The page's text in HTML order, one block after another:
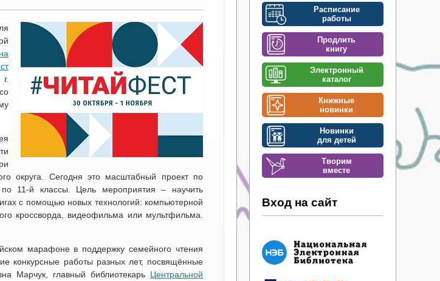
округа. Сегодня это масштабный проект по
11-й классы. Цель мероприятия – научить
с помощью новых технологий: компьютерной
кроссворда, видеофильма или мультфильма.
марафоне в поддержку семейного чтения
конкурсные работы разных лет, посвящённые
Марчук, главный библиотекарь Центральной
Расписание
работы
Продлить
книгу
Электронный
каталог
Книжные
новинки
Новинки
для детей
Творим
вместе
Вход на сайт